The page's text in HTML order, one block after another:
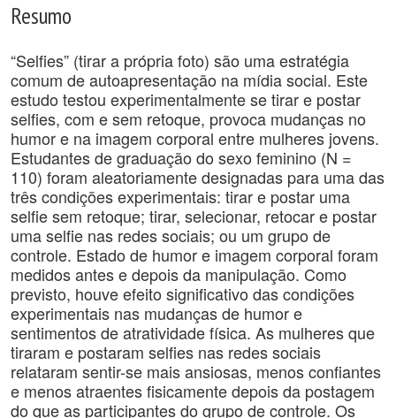
Resumo
“Selfies” (tirar a própria foto) são uma estratégia
comum de autoapresentação na mídia social. Este
estudo testou experimentalmente se tirar e postar
selfies, com e sem retoque, provoca mudanças no
humor e na imagem corporal entre mulheres jovens.
Estudantes de graduação do sexo feminino (N =
110) foram aleatoriamente designadas para uma das
três condições experimentais: tirar e postar uma
selfie sem retoque; tirar, selecionar, retocar e postar
uma selfie nas redes sociais; ou um grupo de
controle. Estado de humor e imagem corporal foram
medidos antes e depois da manipulação. Como
previsto, houve efeito significativo das condições
experimentais nas mudanças de humor e
sentimentos de atratividade física. As mulheres que
tiraram e postaram selfies nas redes sociais
relataram sentir-se mais ansiosas, menos confiantes
e menos atraentes fisicamente depois da postagem
do que as participantes do grupo de controle. Os